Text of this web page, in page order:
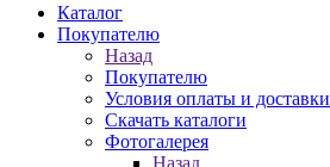
Каталог
Покупателю
Назад
Покупателю
Условия оплаты и доставки
Скачать каталоги
Фотогалерея
Назад